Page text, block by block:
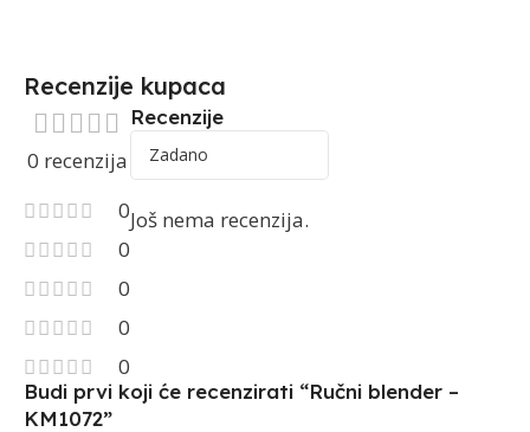
Recenzije kupaca
0 recenzija
0
0
0
0
0
Recenzije
Još nema recenzija.
Budi prvi koji će recenzirati “Ručni blender –
KM1072”